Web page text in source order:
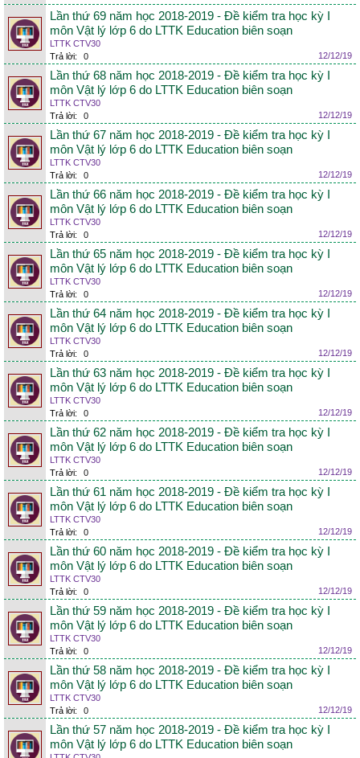
Lần thứ 69 năm học 2018-2019 - Đề kiểm tra học kỳ I
môn Vật lý lớp 6 do LTTK Education biên soạn
LTTK CTV30
Trả lời:
0 12/12/19
Lần thứ 68 năm học 2018-2019 - Đề kiểm tra học kỳ I
môn Vật lý lớp 6 do LTTK Education biên soạn
LTTK CTV30
Trả lời:
0 12/12/19
Lần thứ 67 năm học 2018-2019 - Đề kiểm tra học kỳ I
môn Vật lý lớp 6 do LTTK Education biên soạn
LTTK CTV30
Trả lời:
0 12/12/19
Lần thứ 66 năm học 2018-2019 - Đề kiểm tra học kỳ I
môn Vật lý lớp 6 do LTTK Education biên soạn
LTTK CTV30
Trả lời:
0 12/12/19
Lần thứ 65 năm học 2018-2019 - Đề kiểm tra học kỳ I
môn Vật lý lớp 6 do LTTK Education biên soạn
LTTK CTV30
Trả lời:
0 12/12/19
Lần thứ 64 năm học 2018-2019 - Đề kiểm tra học kỳ I
môn Vật lý lớp 6 do LTTK Education biên soạn
LTTK CTV30
Trả lời:
0 12/12/19
Lần thứ 63 năm học 2018-2019 - Đề kiểm tra học kỳ I
môn Vật lý lớp 6 do LTTK Education biên soạn
LTTK CTV30
Trả lời:
0 12/12/19
Lần thứ 62 năm học 2018-2019 - Đề kiểm tra học kỳ I
môn Vật lý lớp 6 do LTTK Education biên soạn
LTTK CTV30
Trả lời:
0 12/12/19
Lần thứ 61 năm học 2018-2019 - Đề kiểm tra học kỳ I
môn Vật lý lớp 6 do LTTK Education biên soạn
LTTK CTV30
Trả lời:
0 12/12/19
Lần thứ 60 năm học 2018-2019 - Đề kiểm tra học kỳ I
môn Vật lý lớp 6 do LTTK Education biên soạn
LTTK CTV30
Trả lời:
0 12/12/19
Lần thứ 59 năm học 2018-2019 - Đề kiểm tra học kỳ I
môn Vật lý lớp 6 do LTTK Education biên soạn
LTTK CTV30
Trả lời:
0 12/12/19
Lần thứ 58 năm học 2018-2019 - Đề kiểm tra học kỳ I
môn Vật lý lớp 6 do LTTK Education biên soạn
LTTK CTV30
Trả lời:
0 12/12/19
Lần thứ 57 năm học 2018-2019 - Đề kiểm tra học kỳ I
môn Vật lý lớp 6 do LTTK Education biên soạn